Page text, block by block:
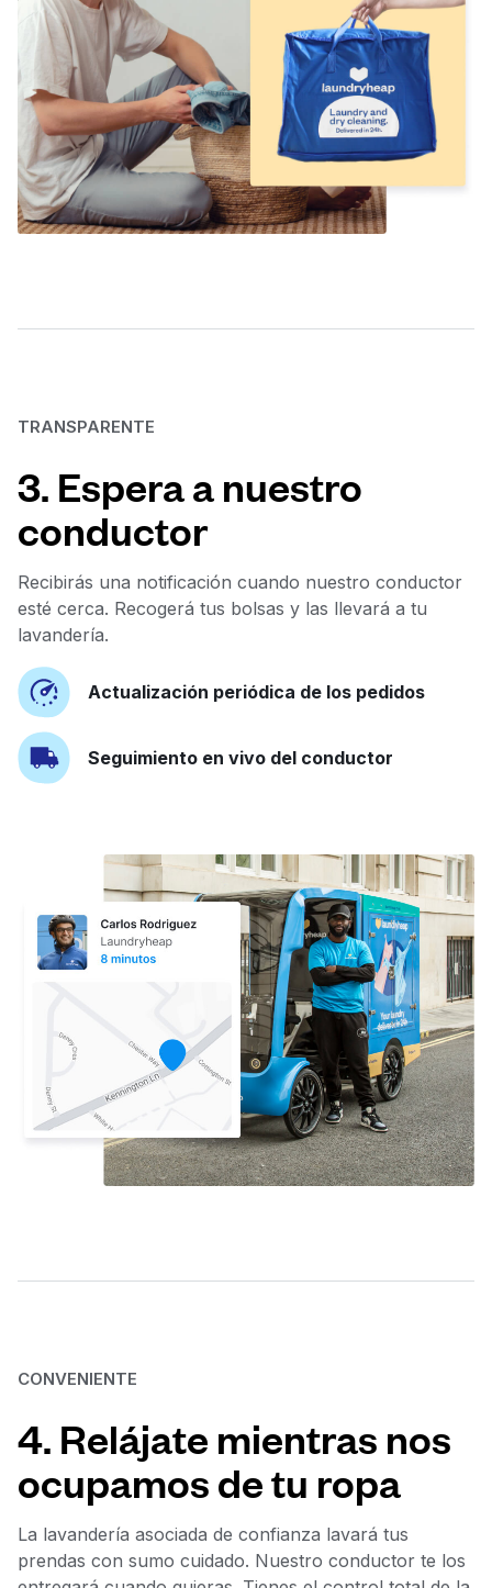
TRANSPARENTE
3. Espera a nuestro
conductor
Recibirás una notificación cuando nuestro conductor
esté cerca. Recogerá tus bolsas y las llevará a tu
lavandería.
Actualización periódica de los pedidos
Seguimiento en vivo del conductor
CONVENIENTE
4. Relájate mientras nos
ocupamos de tu ropa
La lavandería asociada de confianza lavará tus
prendas con sumo cuidado. Nuestro conductor te los